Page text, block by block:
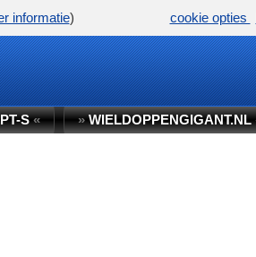
S« »WIELDOPPENGIGANT.NL
informatie) cookie opties